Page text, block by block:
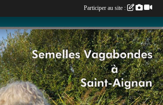
Participer au site :